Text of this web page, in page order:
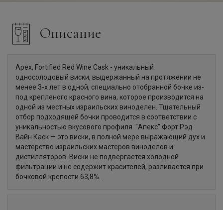
Описание
Apex, Fortified Red Wine Cask - уникальный
односолодовый виски, выдержанный на протяжении не
менее 3-х лет в одной, специально отобранной бочке из-
под крепленого красного вина, которое производится на
одной из местных израильских виноделен. Тщательный
отбор подходящей бочки проводится в соответствии с
уникальностью вкусового профиля. "Апекс" Форт Рэд
Вайн Каск — это виски, в полной мере выражающий дух и
мастерство израильских мастеров виноделов и
дистилляторов. Виски не подвергается холодной
фильтрации и не содержит красителей, разливается при
бочковой крепости 63,8%.